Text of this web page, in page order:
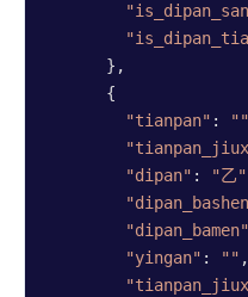
      },
      {
"tianpan" : ""
"dipan" : "乙"
"dipan_bamen"
"yingan" : "" ,